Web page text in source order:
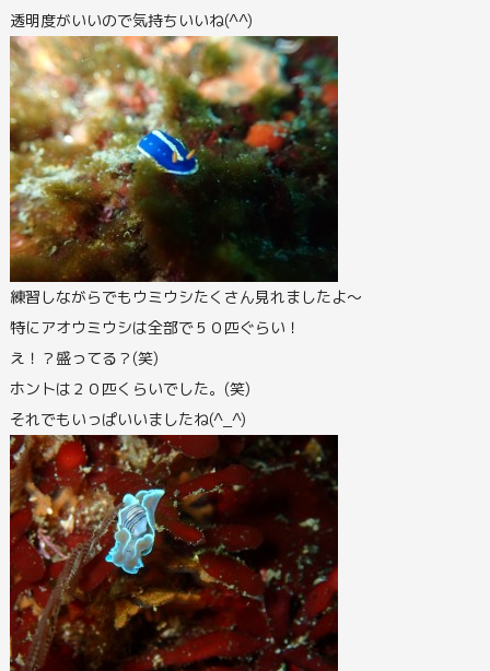
透明度がいいので気持ちいいね(^^)
練習しながらでもウミウシたくさん見れましたよ～
特にアオウミウシは全部で５０匹ぐらい！
え！？盛ってる？(笑)
ホントは２０匹くらいでした。(笑)
それでもいっぱいいましたね(^_^)